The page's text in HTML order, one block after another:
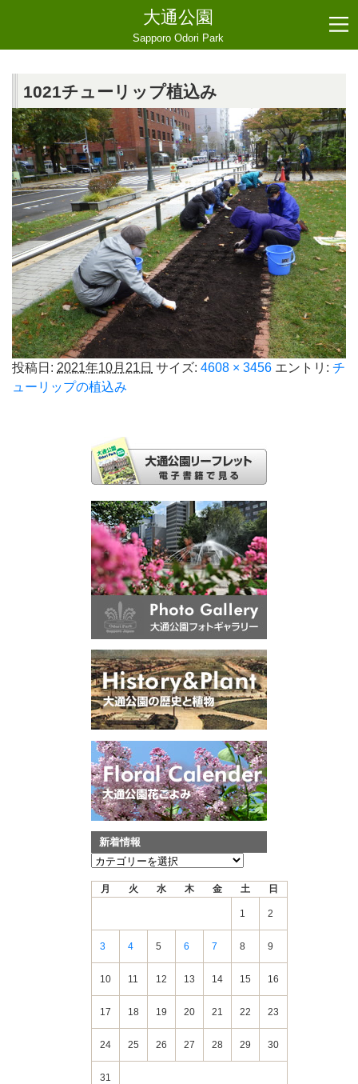
大通公園
Sapporo Odori Park
1021チューリップ植込み
投稿日: 2021年10月21日 サイズ: 4608 × 3456 エントリ: チ
ューリップの植込み
新着情報
新
月 火 水 木 金 土 日
1 2
3 4 5 6 7 8 9
10 11 12 13 14 15 16
17 18 19 20 21 22 23
24 25 26 27 28 29 30
31